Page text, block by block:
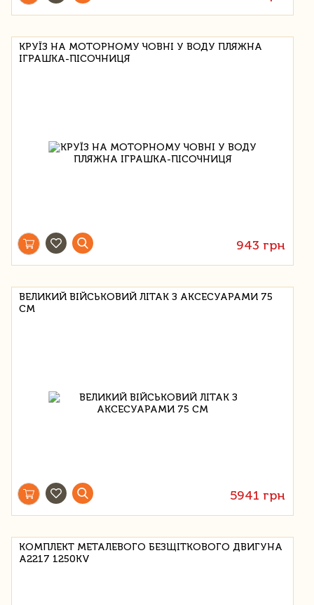
КРУЇЗ НА МОТОРНОМУ ЧОВНІ У ВОДУ ПЛЯЖНА
ІГРАШКА-ПІСОЧНИЦЯ
943 грн
ВЕЛИКИЙ ВІЙСЬКОВИЙ ЛІТАК З АКСЕСУАРАМИ 75
СМ
5941 грн
КОМПЛЕКТ МЕТАЛЕВОГО БЕЗЩІТКОВОГО ДВИГУНА
A2217 1250KV